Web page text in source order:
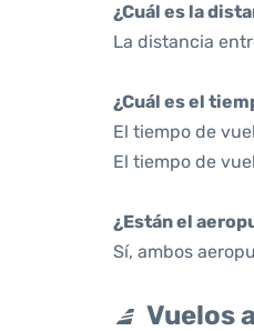
¿Cuál es la
La distancia
¿Cuál es el
El tiempo de
El tiempo de
¿Están el
Sí, ambos
Vuelos